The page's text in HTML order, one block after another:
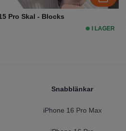
Pro Skal - Blocks
I LAGER
Snabblänkar
iPhone 16 Pro Max